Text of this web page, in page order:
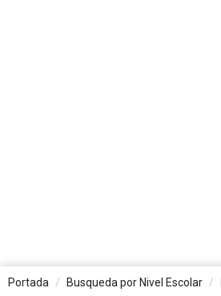
Portada Busqueda por Nivel Escolar